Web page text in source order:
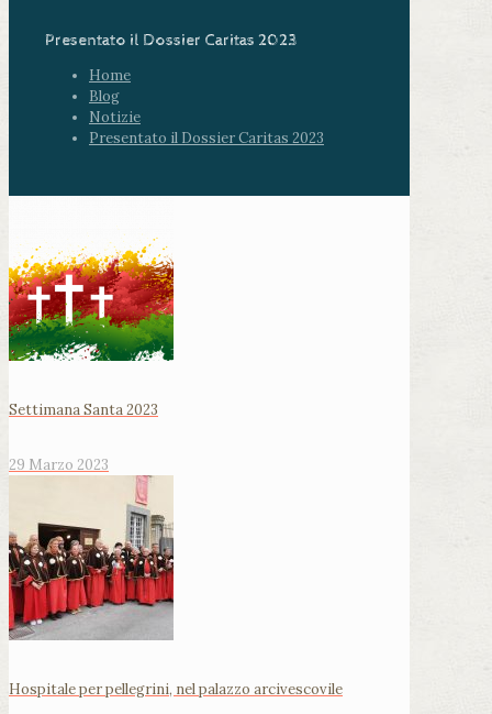
Presentato il Dossier Caritas 2023
Home
Blog
Notizie
Presentato il Dossier Caritas 2023
Settimana Santa 2023
29 Marzo 2023
Hospitale per pellegrini, nel palazzo arcivescovile